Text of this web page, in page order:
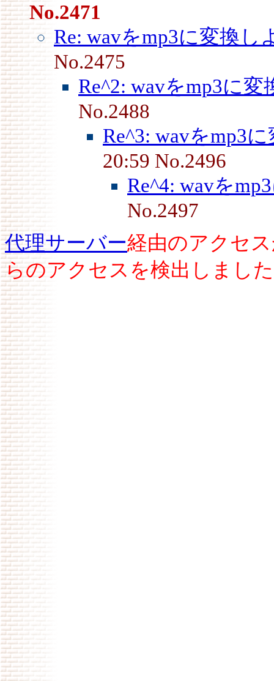
No.2471
Re: wavをmp3に変換し
No.2475
Re^2: wavをmp3に
No.2488
Re^3: wavをmp3
20:59 No.2496
Re^4: wavを
No.2497
代理サーバー経由のアクセ
らのアクセスを検出しまし